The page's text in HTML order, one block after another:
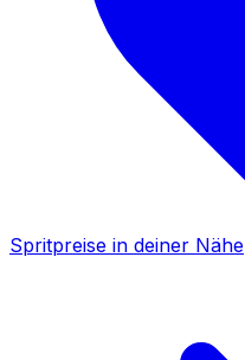
Spritpreise in deiner Nähe